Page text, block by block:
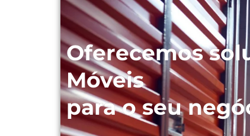
Oferecemos
Móveis
para o seu